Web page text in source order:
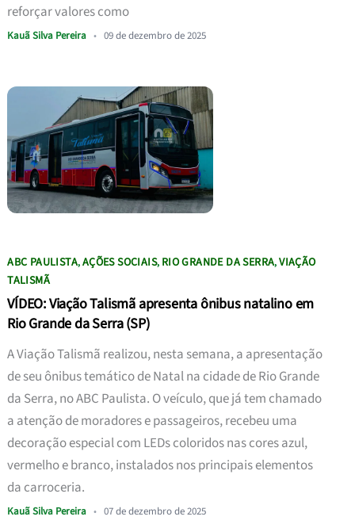
reforçar valores como
Kauã Silva Pereira • 09 de dezembro de 2025
ABC PAULISTA,AÇÕES SOCIAIS, RIO GRANDE DA SERRA,VIAÇÃO
TALISMÃ
VÍDEO: Viação Talismã apresenta ônibus natalino em
Rio Grande da Serra (SP)
A Viação Talismã realizou, nesta semana, a apresentação
de seu ônibus temático de Natal na cidade de Rio Grande
da Serra, no ABC Paulista. O veículo, que já tem chamado
a atenção de moradores e passageiros, recebeu uma
decoração especial com LEDs coloridos nas cores azul,
vermelho e branco, instalados nos principais elementos
da carroceria.
Kauã Silva Pereira • 07 de dezembro de 2025